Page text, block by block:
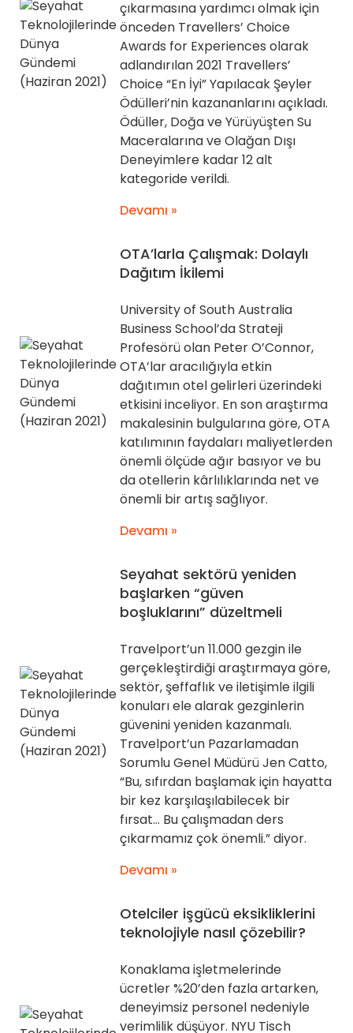
çıkarmasına yardımcı olmak için
önceden Travellers’ Choice
Awards for Experiences olarak
adlandırılan 2021 Travellers’
Choice “En İyi” Yapılacak Şeyler
Ödülleri’nin kazananlarını açıkladı.
Ödüller, Doğa ve Yürüyüşten Su
Maceralarına ve Olağan Dışı
Deneyimlere kadar 12 alt
kategoride verildi.
Devamı »
OTA’larla Çalışmak: Dolaylı
Dağıtım İkilemi
University of South Australia
Business School’da Strateji
Profesörü olan Peter O’Connor,
OTA’lar aracılığıyla etkin
dağıtımın otel gelirleri üzerindeki
etkisini inceliyor. En son araştırma
makalesinin bulgularına göre, OTA
katılımının faydaları maliyetlerden
önemli ölçüde ağır basıyor ve bu
da otellerin kârlılıklarında net ve
önemli bir artış sağlıyor.
Devamı »
Seyahat sektörü yeniden
başlarken “güven
boşluklarını” düzeltmeli
Travelport’un 11.000 gezgin ile
gerçekleştirdiği araştırmaya göre,
sektör, şeffaflık ve iletişimle ilgili
konuları ele alarak gezginlerin
güvenini yeniden kazanmalı.
Travelport’un Pazarlamadan
Sorumlu Genel Müdürü Jen Catto,
“Bu, sıfırdan başlamak için hayatta
bir kez karşılaşılabilecek bir
fırsat… Bu çalışmadan ders
çıkarmamız çok önemli.” diyor.
Devamı »
Otelciler işgücü eksikliklerini
teknolojiyle nasıl çözebilir?
Konaklama işletmelerinde
ücretler %20’den fazla artarken,
deneyimsiz personel nedeniyle
verimlilik düşüyor. NYU Tisch